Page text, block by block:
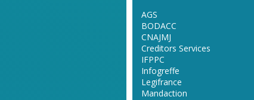
AGS
BODACC
CNAJMJ
Creditors Services
IFPPC
Infogreffe
Legifrance
Mandaction